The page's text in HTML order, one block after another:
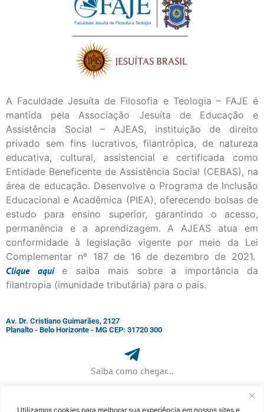
Utilizamos cookies para melhorar sua experiência em nossos sites e
A Faculdade Jesuíta de Filosofia e Teologia – FAJE é
mantida pela Associação Jesuíta de Educação e
Assistência Social – AJEAS, instituição de direito
privado sem fins lucrativos, filantrópica, de natureza
educativa, cultural, assistencial e certificada como
Entidade Beneficente de Assistência Social (CEBAS), na
área de educação. Desenvolve o Programa de Inclusão
Educacional e Acadêmica (PIEA), oferecendo bolsas de
estudo para ensino superior, garantindo o acesso,
permanência e a aprendizagem. A AJEAS atua em
conformidade à legislação vigente por meio da Lei
Complementar nº 187 de 16 de dezembro de 2021.
Cliqueaqui
e saiba mais sobre a importância da
filantropia (imunidade tributária) para o país.
Av. Dr. Cristiano Guimarães, 2127
Planalto - Belo Horizonte - MG CEP: 31720 300
Saiba como chegar...